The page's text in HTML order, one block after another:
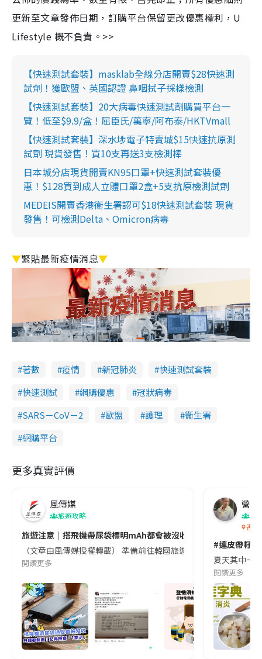
更新至文章發佈日期，訂購平台保留更改優惠權利，U
Lifestyle 概不負責。>>
【快速測試套裝】masklab全線分店開賣$28快速測
試劑！獲歐盟、英國認證 鼻咽拭子採樣檢測
【快速測試套裝】20大病毒快速測試劑購買平台一
覽！低至$9.9/盒！屈臣氏/萬寧/阿布泰/HKTVmall
【快速測試套裝】深水埗電子特賣城$15快速抗原測
試劑 現貨發售！買10支再送3支檢測棒
日本城分店現貨開賣KN95口罩+快速測試套裝優
惠！$128買到成人立體口罩2盒+5支抗原檢測試劑
MEDEIS開賣香港衛生署認可$18快速測試套裝 現貨
發售！可檢測Delta、Omicron病毒
▼緊貼最新疫情消息▼
著數 疫情 新冠肺炎
快速測試套裝
快速測試
網購優惠
冠狀病毒
SARS－CoV－2
歐盟 護理
衞生署
網購平台
更多真實評價
風傳媒
旅遊攻略
旅遊注意｜搭飛機帶尿袋標明mAh都會被沒收😱出發前切記檢查
（文章由風傳媒授權轉載） 準備前往韓國旅遊的民眾，近期要
閱讀更多
營養
香港
#連皮帶籽
夏天其中一
閱讀更多